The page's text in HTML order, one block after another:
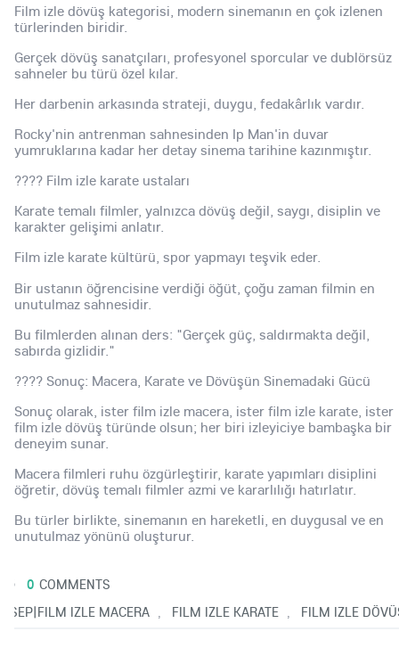
Film izle dövüş kategorisi, modern sinemanın en çok izlenen
türlerinden biridir.
Gerçek dövüş sanatçıları, profesyonel sporcular ve dublörsüz
sahneler bu türü özel kılar.
Her darbenin arkasında strateji, duygu, fedakârlık vardır.
Rocky'nin antrenman sahnesinden Ip Man'in duvar
yumruklarına kadar her detay sinema tarihine kazınmıştır.
???? Film izle karate ustaları
Karate temalı filmler, yalnızca dövüş değil, saygı, disiplin ve
karakter gelişimi anlatır.
Film izle karate kültürü, spor yapmayı teşvik eder.
Bir ustanın öğrencisine verdiği öğüt, çoğu zaman filmin en
unutulmaz sahnesidir.
Bu filmlerden alınan ders: "Gerçek güç, saldırmakta değil,
sabırda gizlidir."
???? Sonuç: Macera, Karate ve Dövüşün Sinemadaki Gücü
Sonuç olarak, ister film izle macera, ister film izle karate, ister
film izle dövüş türünde olsun; her biri izleyiciye bambaşka bir
deneyim sunar.
Macera filmleri ruhu özgürleştirir, karate yapımları disiplini
öğretir, dövüş temalı filmler azmi ve kararlılığı hatırlatır.
Bu türler birlikte, sinemanın en hareketli, en duygusal ve en
unutulmaz yönünü oluşturur.
0 COMMENTS
|SEP|FILM IZLE MACERA
FILM IZLE KARATE FILM IZLE